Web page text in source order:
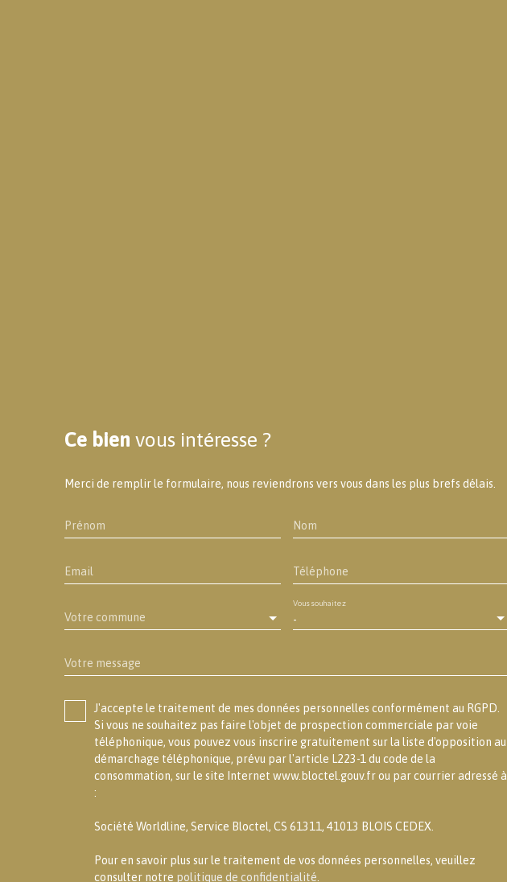
Ce bien vous intéresse ?
Merci de remplir le formulaire, nous reviendrons vers vous dans les plus brefs délais.
Prénom Nom
Email Téléphone
Votre commune -
Vous souhaitez
Votre message
J'accepte le traitement de mes données personnelles conformément au RGPD.
Si vous ne souhaitez pas faire l'objet de prospection commerciale par voie
téléphonique, vous pouvez vous inscrire gratuitement sur la liste d'opposition au
démarchage téléphonique, prévu par l'article L223-1 du code de la
consommation, sur le site Internet www.bloctel.gouv.fr ou par courrier adressé à
:
Société Worldline, Service Bloctel, CS 61311, 41013 BLOIS CEDEX.
Pour en savoir plus sur le traitement de vos données personnelles, veuillez
consulter notre politique de confidentialité.